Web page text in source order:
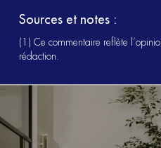
Sources et notes :
(1) Ce commentaire reflète
rédaction.